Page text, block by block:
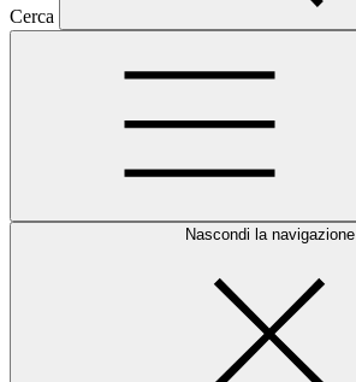
Cerca
Nascondi la navigazione